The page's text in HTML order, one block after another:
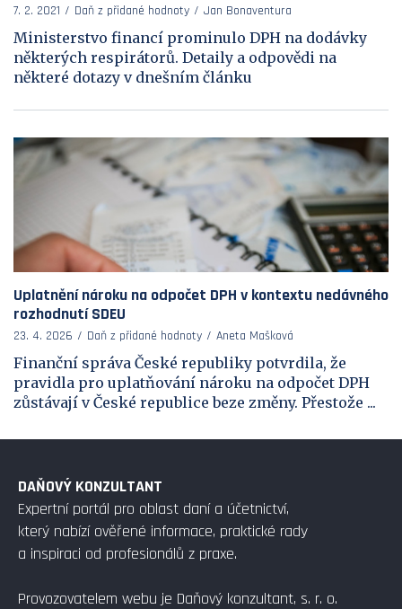
7. 2. 2021 Daň z přidané hodnoty Jan Bonaventura
Ministerstvo financí prominulo DPH na dodávky
některých respirátorů. Detaily a odpovědi na
některé dotazy v dnešním článku
Uplatnění nároku na odpočet DPH v kontextu nedávného
rozhodnutí SDEU
23. 4. 2026 Daň z přidané hodnoty Aneta Mašková
Finanční správa České republiky potvrdila, že
pravidla pro uplatňování nároku na odpočet DPH
zůstávají v České republice beze změny. Přestože ...
DAŇOVÝ KONZULTANT
Expertní portál pro oblast daní a účetnictví,
který nabízí ověřené informace, praktické rady
a inspiraci od profesionálů z praxe.
Provozovatelem webu je Daňový konzultant, s. r. o.